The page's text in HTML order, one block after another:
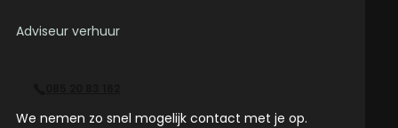
Adviseur verhuur
We nemen zo snel mogelijk contact met je op.